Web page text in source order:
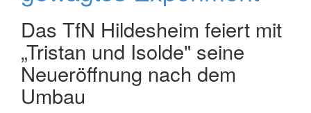
Das TfN Hildesheim feiert mit
„Tristan und Isolde" seine
Neueröffnung nach dem
Umbau